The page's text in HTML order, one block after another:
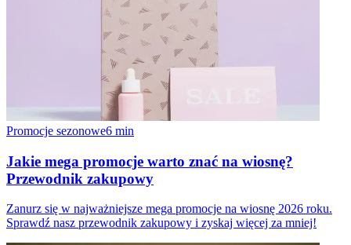
Promocje sezonowe6 min
Jakie mega promocje warto znać na wiosnę?
Przewodnik zakupowy
Zanurz się w najważniejsze mega promocje na wiosnę 2026 roku.
Sprawdź nasz przewodnik zakupowy i zyskaj więcej za mniej!